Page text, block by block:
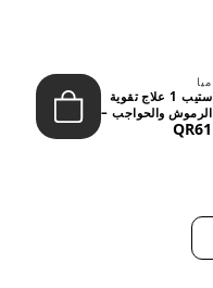
ميا
ستيب 1 علاج تقوية
الرموش والحواجب –
12 مل
QR61